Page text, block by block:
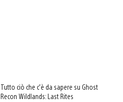
Tutto ciò che c’è da sapere su Ghost
Recon Wildlands: Last Rites